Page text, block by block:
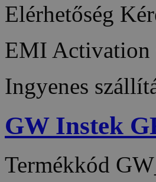
Elérhetőség
EMI Activation
Ingyenes
GW Instek
Termékkód